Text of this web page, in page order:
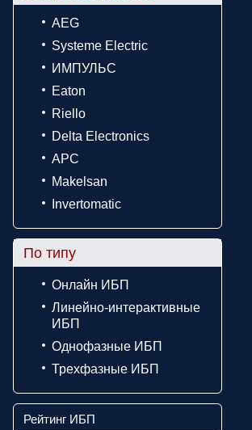
AEG
Systeme Electric
ИМПУЛЬС
Eaton
Riello
Delta Electronics
APC
Makelsan
Invertomatic
По типу
Онлайн ИБП
Линейно-интерактивные
ИБП
Однофазные ИБП
Трехфазные ИБП
Рейтинг ИБП